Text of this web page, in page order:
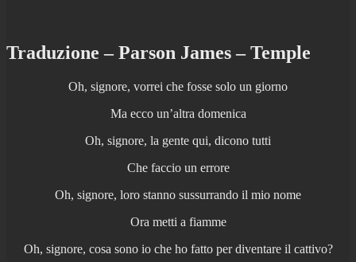
Traduzione – Parson James – Temple
Oh, signore, vorrei che fosse solo un giorno
Ma ecco un’altra domenica
Oh, signore, la gente qui, dicono tutti
Che faccio un errore
Oh, signore, loro stanno sussurrando il mio nome
Ora metti a fiamme
Oh, signore, cosa sono io che ho fatto per diventare il cattivo?